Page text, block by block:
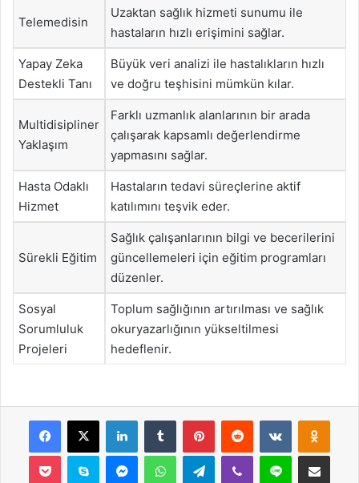
Telemedisin
Uzaktan sağlık hizmeti sunumu ile
hastaların hızlı erişimini sağlar.
Yapay Zeka
Destekli Tanı
Büyük veri analizi ile hastalıkların hızlı
ve doğru teşhisini mümkün kılar.
Multidisipliner
Yaklaşım
Farklı uzmanlık alanlarının bir arada
çalışarak kapsamlı değerlendirme
yapmasını sağlar.
Hasta Odaklı
Hizmet
Hastaların tedavi süreçlerine aktif
katılımını teşvik eder.
Sürekli Eğitim
Sağlık çalışanlarının bilgi ve becerilerini
güncellemeleri için eğitim programları
düzenler.
Sosyal
Sorumluluk
Projeleri
Toplum sağlığının artırılması ve sağlık
okuryazarlığının yükseltilmesi
hedeflenir.
Facebook
X LinkedInTumblr PinterestReddit VKontakte
Pocket Skype MessengerWhatsAppTelegramViber Line E-Posta ile